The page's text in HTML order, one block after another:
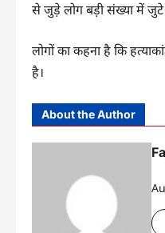
से जुड़े लोग बड़ी संख्या में जुटे
लोगों का कहना है कि
है।
About the Author